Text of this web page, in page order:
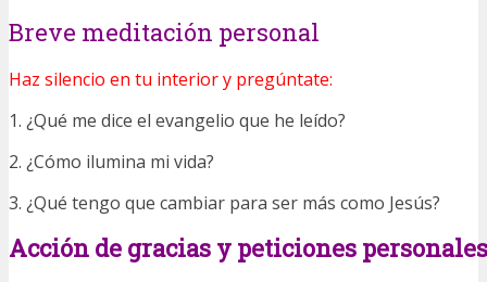
Breve meditación personal
Haz silencio en tu interior y pregúntate:
1. ¿Qué me dice el evangelio que he leído?
2. ¿Cómo ilumina mi vida?
3. ¿Qué tengo que cambiar para ser más como Jesús?
Acción de gracias y peticiones personales